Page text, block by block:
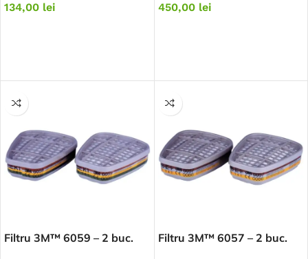
134,00 lei 450,00 lei
Filtru 3M™ 6059 – 2 buc. Filtru 3M™ 6057 – 2 buc.